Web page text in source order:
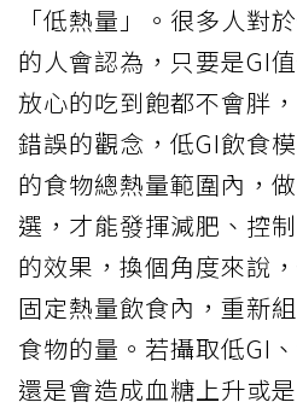
「低熱量」。很多人對
的人會認為，只要是GI
放心的吃到飽都不會胖
錯誤的觀念，低GI飲食
的食物總熱量範圍內，
選，才能發揮減肥、控
的效果，換個角度來說
固定熱量飲食內，重新
食物的量。若攝取低GI
還是會造成血糖上升或